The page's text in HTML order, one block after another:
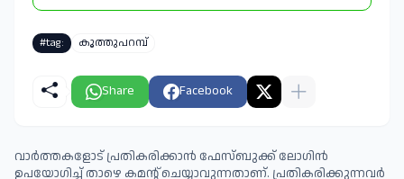
#tag: കൂത്തുപറമ്പ്
Share Facebook
വാർത്തകളോട് പ്രതികരിക്കാൻ ഫേസ്ബുക്ക് ലോഗിൻ
ഉപയോഗിച്ച് താഴെ കമന്റ് ചെയ്യാവുന്നതാണ്. പ്രതികരിക്കുന്നവര്‍